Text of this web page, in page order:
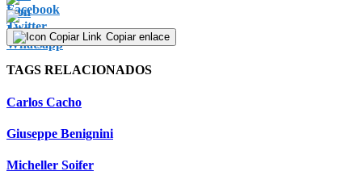
Copiar enlace
TAGS RELACIONADOS
Carlos Cacho
Giuseppe Benignini
Micheller Soifer